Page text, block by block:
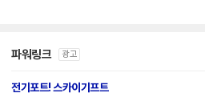
파워링크 광고
전기포트! 스카이기프트